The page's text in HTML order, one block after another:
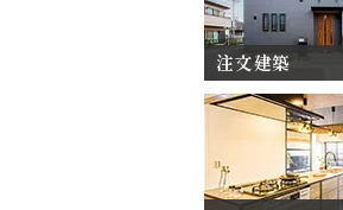
注文建築